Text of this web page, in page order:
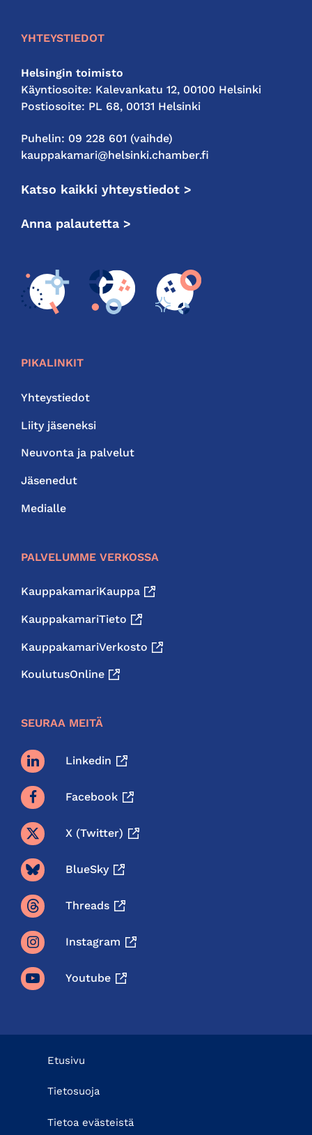
YHTEYSTIEDOT
Helsingin toimisto
Käyntiosoite: Kalevankatu 12, 00100 Helsinki
Postiosoite: PL 68, 00131 Helsinki
Puhelin: 09 228 601 (vaihde)
kauppakamari@helsinki.chamber.fi
Katso kaikki yhteystiedot >
Anna palautetta >
PIKALINKIT
Yhteystiedot
Liity jäseneksi
Neuvonta ja palvelut
Jäsenedut
Medialle
PALVELUMME VERKOSSA
KauppakamariKauppa
KauppakamariTieto
KauppakamariVerkosto
KoulutusOnline
SEURAA MEITÄ
Linkedin
Facebook
X (twitter)
BlueSky
Threads
Instagram
Youtube
Etusivu
Tietosuoja
Tietoa evästeistä